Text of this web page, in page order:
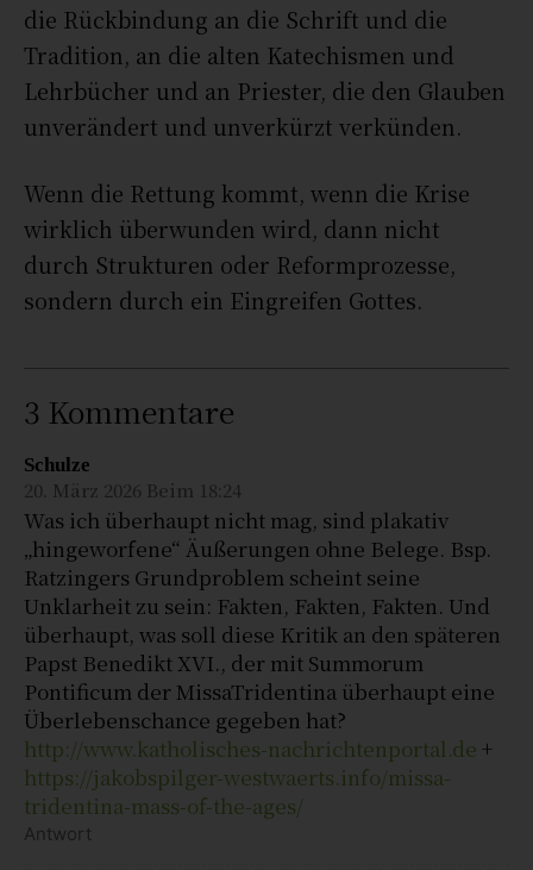
die Rückbindung an die Schrift und die
Tradition, an die alten Katechismen und
Lehrbücher und an Priester, die den Glauben
unverändert und unverkürzt verkünden.
Wenn die Rettung kommt, wenn die Krise
wirklich überwunden wird, dann nicht
durch Strukturen oder Reformprozesse,
sondern durch ein Eingreifen Gottes.
3 Kommentare
Schulze
20. März 2026 Beim 18:24
Was ich überhaupt nicht mag, sind plakativ
„hingeworfene“ Äußerungen ohne Belege. Bsp.
Ratzingers Grundproblem scheint seine
Unklarheit zu sein: Fakten, Fakten, Fakten. Und
überhaupt, was soll diese Kritik an den späteren
Papst Benedikt XVI., der mit Summorum
Pontificum der MissaTridentina überhaupt eine
Überlebenschance gegeben hat?
http://www.katholisches-nachrichtenportal.de +
https://jakobspilger-westwaerts.info/missa-
tridentina-mass-of-the-ages/
Antwort